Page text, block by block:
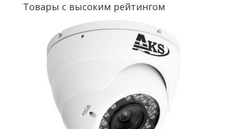
Товары с высоким рейтингом